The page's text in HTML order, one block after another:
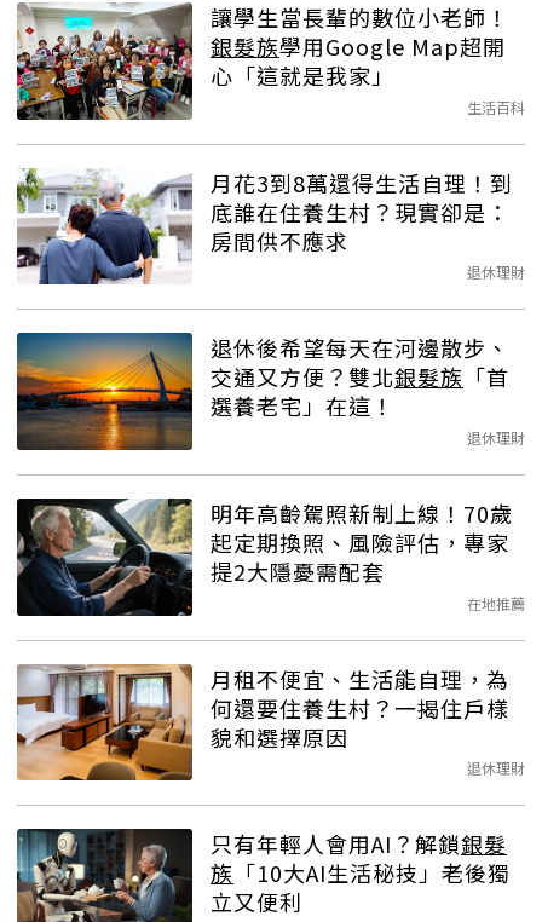
讓學生當長輩的數位小老師！
銀髮族學用Google Map超開
心「這就是我家」
生活百科
月花3到8萬還得生活自理！到
底誰在住養生村？現實卻是：
房間供不應求
退休理財
退休後希望每天在河邊散步、
交通又方便？雙北銀髮族 「首
選養老宅」在這！
退休理財
明年高齡駕照新制上線！70歲
起定期換照、風險評估，專家
提2大隱憂需配套
在地推薦
月租不便宜、生活能自理，為
何還要住養生村？一揭住戶樣
貌和選擇原因
退休理財
只有年輕人會用AI？解鎖銀髮
族 「10大AI生活秘技」老後獨
立又便利